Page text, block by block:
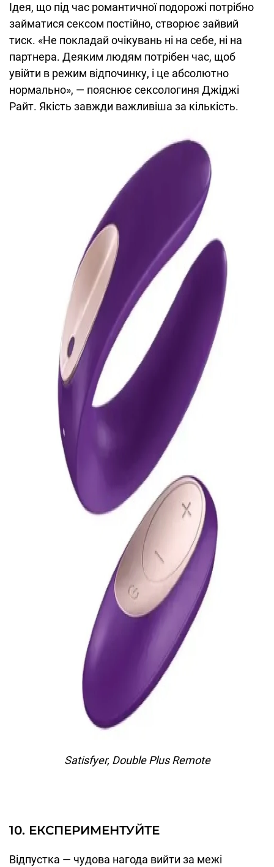
Ідея, що під час романтичної подорожі потрібно
займатися сексом постійно, створює зайвий
тиск. «Не покладай очікувань ні на себе, ні на
партнера. Деяким людям потрібен час, щоб
увійти в режим відпочинку, і це абсолютно
нормально», — пояснює сексологиня Джіджі
Райт. Якість завжди важливіша за кількість.
Satisfyer, Double Plus Remote
10. ЕКСПЕРИМЕНТУЙТЕ
Відпустка — чудова нагода вийти за межі